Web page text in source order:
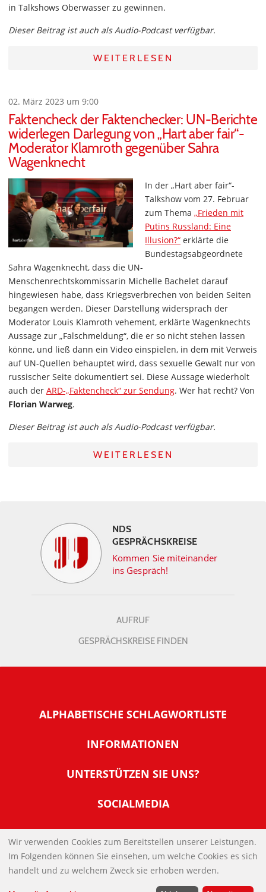
in Talkshows Oberwasser zu gewinnen.
Dieser Beitrag ist auch als Audio-Podcast verfügbar.
WEITERLESEN
02. März 2023 um 9:00
Faktencheck der Faktenchecker: UN-Berichte
widerlegen Darlegung von „Hart aber fair“-
Moderator Klamroth gegenüber Sahra
Wagenknecht
In der „Hart aber fair“-
Talkshow vom 27. Februar
zum Thema „Frieden mit
Putins Russland: Eine
Illusion?“ erklärte die
Bundestagsabgeordnete
Sahra Wagenknecht, dass die UN-
Menschenrechtskommissarin Michelle Bachelet darauf
hingewiesen habe, dass Kriegsverbrechen von beiden Seiten
begangen werden. Dieser Darstellung widersprach der
Moderator Louis Klamroth vehement, erklärte Wagenknechts
Aussage zur „Falschmeldung“, die er so nicht stehen lassen
könne, und ließ dann ein Video einspielen, in dem mit Verweis
auf UN-Quellen behauptet wird, dass sexuelle Gewalt nur von
russischer Seite dokumentiert sei. Diese Aussage wiederholt
auch der ARD-„Faktencheck“ zur Sendung. Wer hat recht? Von
Florian Warweg.
Dieser Beitrag ist auch als Audio-Podcast verfügbar.
WEITERLESEN
NDS
GESPRÄCHSKREISE
Kommen Sie miteinander
ins Gespräch!
AUFRUF
GESPRÄCHSKREISE FINDEN
ALPHABETISCHE SCHLAGWORTLISTE
INFORMATIONEN
Warum NachDenkSeiten
Tipps zur Nutzung der NachDenkSeiten
Banner und E-Mail-Signaturen
Links
Kontakt
UNTERSTÜTZEN SIE UNS?
Werden Sie Fördermitglied
Spenden Sie Online
SOCIALMEDIA
IMPRESSUM
DATENSCHUTZERKLÄRUNG
Wir verwenden Cookies zum Bereitstellen unserer Leistungen.
Im Folgenden können Sie einsehen, um welche Cookies es sich
handelt und zu welchem Zweck sie erhoben werden.